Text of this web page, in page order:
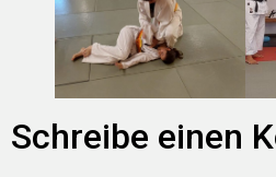
Schreibe einen